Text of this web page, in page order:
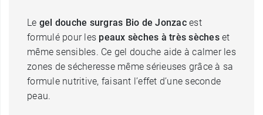
Le gel douche surgras Bio de Jonzacest
formulé pour les peaux sèches à très sècheset
même sensibles. Ce gel douche aide à calmer les
zones de sécheresse même sérieuses grâce à sa
formule nutritive, faisant l’effet d’une seconde
peau.